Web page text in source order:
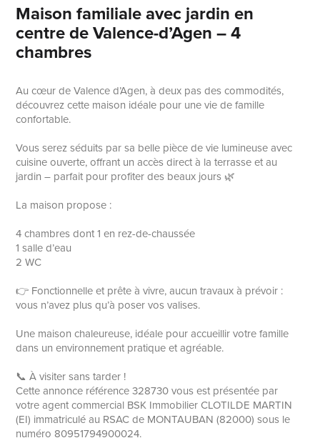
Maison familiale avec jardin en
centre de Valence-d’Agen – 4
chambres
Au cœur de Valence d’Agen, à deux pas des commodités,
découvrez cette maison idéale pour une vie de famille
confortable.
Vous serez séduits par sa belle pièce de vie lumineuse avec
cuisine ouverte, offrant un accès direct à la terrasse et au
jardin – parfait pour profiter des beaux jours 🌿
La maison propose :
4 chambres dont 1 en rez-de-chaussée
1 salle d’eau
2 WC
👉 Fonctionnelle et prête à vivre, aucun travaux à prévoir :
vous n’avez plus qu’à poser vos valises.
Une maison chaleureuse, idéale pour accueillir votre famille
dans un environnement pratique et agréable.
📞 À visiter sans tarder !
Cette annonce référence 328730 vous est présentée par
votre agent commercial BSK Immobilier CLOTILDE MARTIN
(EI) immatriculé au RSAC de MONTAUBAN (82000) sous le
numéro 80951794900024.